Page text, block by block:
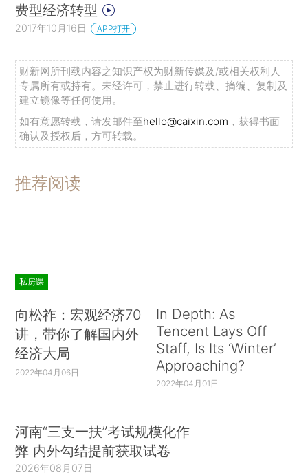
费型经济转型
2017年10月16日 APP打开
财新网所刊载内容之知识产权为财新传媒及/或相关权利人
专属所有或持有。未经许可，禁止进行转载、摘编、复制及
建立镜像等任何使用。
如有意愿转载，请发邮件至hello@caixin.com ，获得书面
确认及授权后，方可转载。
推荐阅读
私房课
向松祚：宏观经济70
讲，带你了解国内外
经济大局
2022年04月06日
In Depth: As
Tencent Lays Off
Staff, Is Its ‘Winter’
Approaching?
2022年04月01日
河南“三支一扶”考试规模化作
弊 内外勾结提前获取试卷
2026年08月07日